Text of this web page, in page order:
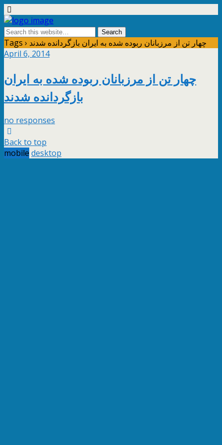
Tags › چهار تن از مرزبانان ربوده شده به ایران بازگردانده شدند
April 6, 2014
چهار تن از مرزبانان ربوده شده به ایران
بازگردانده شدند
no responses
Back to top
mobile desktop